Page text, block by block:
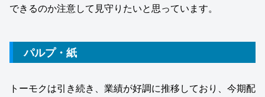
できるのか注意して見守りたいと思っています。
パルプ・紙
トーモクは引き続き、業績が好調に推移しており、今期配